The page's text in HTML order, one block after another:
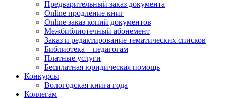
Предварительный заказ документа
Online продление книг
Online заказ копий документов
Межбиблиотечный абонемент
Заказ и редактирование тематических списков
Библиотека – педагогам
Платные услуги
Бесплатная юридическая помощь
Конкурсы
Вологодская книга года
Коллегам